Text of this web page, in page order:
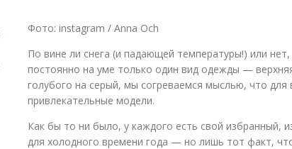
Фото: instagram / Anna Och
По вине ли снега (и падающей температуры!) или
постоянно на уме только один вид одежды —
голубого на серый, мы согреваемся мыслью, что для
привлекательные модели.
Как бы то ни было, у каждого есть свой избранный,
для холодного времени года — но лишь тот факт,